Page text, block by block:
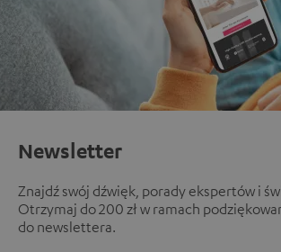
Newsletter
Znajdź swój dźwięk, porady ekspertów i
Otrzymaj do 200 zł w ramach
do newslettera.